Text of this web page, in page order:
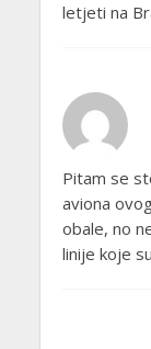
letjeti na
Pitam se
aviona
obale, no
linije koje